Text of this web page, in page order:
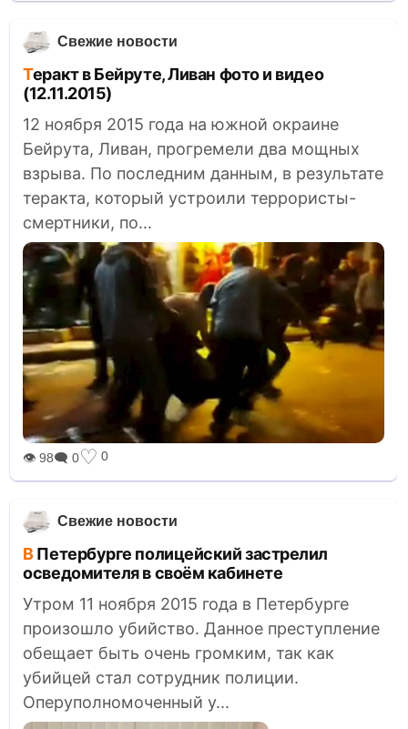
Свежие новости
Теракт в Бейруте, Ливан фото и видео
(12.11.2015)
12 ноября 2015 года на южной окраине
Бейрута, Ливан, прогремели два мощных
взрыва. По последним данным, в результате
теракта, который устроили террористы-
смертники, по...
👁 98🗨 0♡ 0
Свежие новости
В Петербурге полицейский застрелил
осведомителя в своём кабинете
Утром 11 ноября 2015 года в Петербурге
произошло убийство. Данное преступление
обещает быть очень громким, так как
убийцей стал сотрудник полиции.
Оперуполномоченный у...